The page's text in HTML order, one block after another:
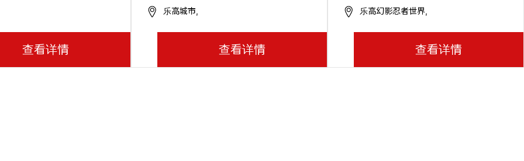
查看详情
乐高城市,
查看详情
乐高幻影忍者世界,
查看详情